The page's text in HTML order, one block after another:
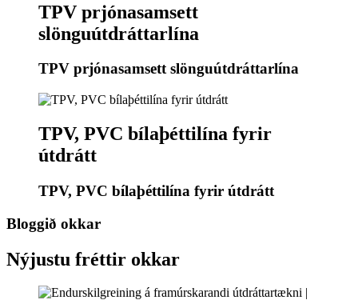
TPV prjónasamsett
slönguútdráttarlína
TPV prjónasamsett slönguútdráttarlína
TPV, PVC bílaþéttilína fyrir
útdrátt
TPV, PVC bílaþéttilína fyrir útdrátt
Bloggið okkar
Nýjustu fréttir okkar